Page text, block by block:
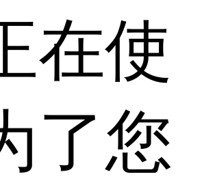
在使
了您